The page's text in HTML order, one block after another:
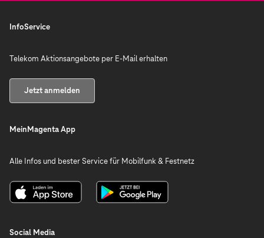
InfoService
Telekom Aktionsangebote per E-Mail erhalten
Jetzt anmelden
MeinMagenta App
Alle Infos und bester Service für Mobilfunk & Festnetz
Social Media